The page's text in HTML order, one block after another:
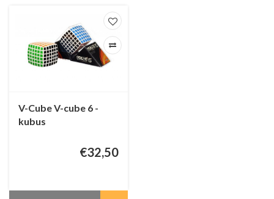
V-Cube V-cube 6 -
kubus
€32,50